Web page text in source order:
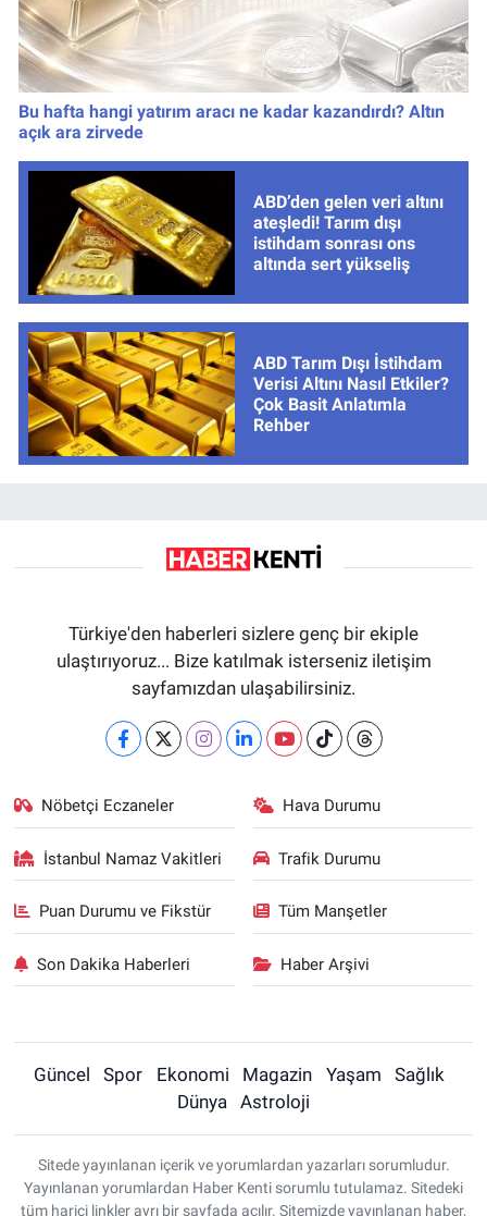
Bu hafta hangi yatırım aracı ne kadar kazandırdı? Altın
açık ara zirvede
ABD’den gelen veri altını
ateşledi! Tarım dışı
istihdam sonrası ons
altında sert yükseliş
ABD Tarım Dışı İstihdam
Verisi Altını Nasıl Etkiler?
Çok Basit Anlatımla
Rehber
Türkiye'den haberleri sizlere genç bir ekiple
ulaştırıyoruz... Bize katılmak isterseniz iletişim
sayfamızdan ulaşabilirsiniz.
Nöbetçi Eczaneler Hava Durumu
İstanbul Namaz Vakitleri Trafik Durumu
Puan Durumu ve Fikstür Tüm Manşetler
Son Dakika Haberleri Haber Arşivi
Güncel Spor Ekonomi Magazin Yaşam
Sağlık
Dünya
Astroloji
Sitede yayınlanan içerik ve yorumlardan yazarları sorumludur.
Yayınlanan yorumlardan Haber Kenti sorumlu tutulamaz. Sitedeki
tüm harici linkler ayrı bir sayfada açılır. Sitemizde yayınlanan haber,